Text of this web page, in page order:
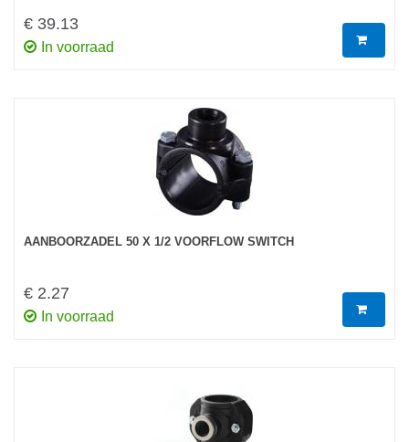
€ 39.13
In voorraad
AANBOORZADEL 50 X 1/2 VOORFLOW SWITCH
€ 2.27
In voorraad